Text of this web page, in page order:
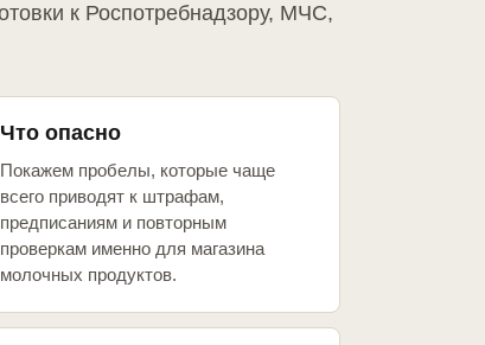
к Роспотребнадзору, МЧС,
Что опасно
Покажем пробелы, которые чаще
всего приводят к штрафам,
предписаниям и повторным
проверкам именно для магазина
молочных продуктов.